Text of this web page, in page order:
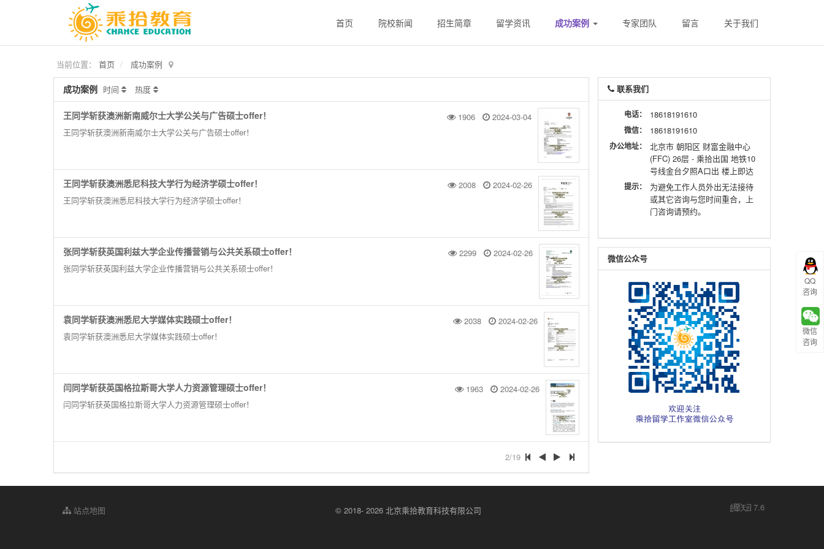
首页 院校新闻 招生简章 留学资讯 成功案例 专家团队 留言 关于我们
当前位置： 首页 成功案例
成功案例 时间 热度
1906 2024-03-04
王同学斩获澳洲新南威尔士大学公关与广告硕士offer！
王同学斩获澳洲新南威尔士大学公关与广告硕士offer！
2008 2024-02-26
王同学斩获澳洲悉尼科技大学行为经济学硕士offer！
王同学斩获澳洲悉尼科技大学行为经济学硕士offer！
2299 2024-02-26
张同学斩获英国利兹大学企业传播营销与公共关系硕士offer！
张同学斩获英国利兹大学企业传播营销与公共关系硕士offer！
2038 2024-02-26
袁同学斩获澳洲悉尼大学媒体实践硕士offer！
袁同学斩获澳洲悉尼大学媒体实践硕士offer！
1963 2024-02-26
闫同学斩获英国格拉斯哥大学人力资源管理硕士offer！
闫同学斩获英国格拉斯哥大学人力资源管理硕士offer！
2/19
联系我们
电话： 18618191610
微信： 18618191610
办公地址：
北京市 朝阳区 财富金融中心
(FFC) 26层 - 乘拾出国 地铁10
号线金台夕照A口出 楼上即达
提示：
为避免工作人员外出无法接待
或其它咨询与您时间重合，上
门咨询请预约。
微信公众号
QQ
咨询
微信
咨询
站点地图 © 2018- 2026 北京乘拾教育科技有限公司 7.6